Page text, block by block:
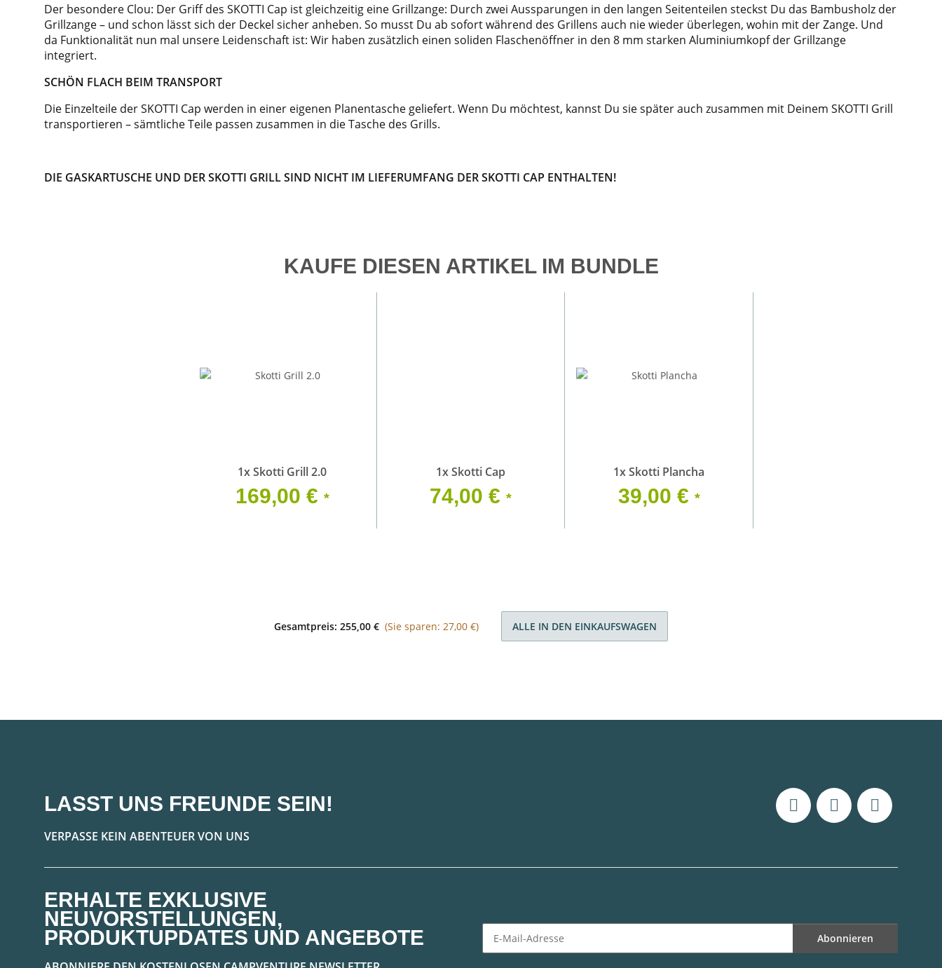
Der besondere Clou: Der Griff des SKOTTI Cap ist gleichzeitig eine Grillzange: Durch zwei Aussparungen in den langen Seitenteilen steckst Du das Bambusholz der
Grillzange – und schon lässt sich der Deckel sicher anheben. So musst Du ab sofort während des Grillens auch nie wieder überlegen, wohin mit der Zange. Und
da Funktionalität nun mal unsere Leidenschaft ist: Wir haben zusätzlich einen soliden Flaschenöffner in den 8 mm starken Aluminiumkopf der Grillzange
integriert.
SCHÖN FLACH BEIM TRANSPORT
Die Einzelteile der SKOTTI Cap werden in einer eigenen Planentasche geliefert. Wenn Du möchtest, kannst Du sie später auch zusammen mit Deinem SKOTTI Grill
transportieren – sämtliche Teile passen zusammen in die Tasche des Grills.
DIE GASKARTUSCHE UND DER SKOTTI GRILL SIND NICHT IM LIEFERUMFANG DER SKOTTI CAP ENTHALTEN!
KAUFE DIESEN ARTIKEL IM BUNDLE
1xSkotti Grill 2.0
169,00 € *
1xSkotti Cap
74,00 € *
1xSkotti Plancha
39,00 € *
Gesamtpreis: 255,00 € (Sie sparen: 27,00 €) ALLE IN DEN EINKAUFSWAGEN
LASST UNS FREUNDE SEIN!
VERPASSE KEIN ABENTEUER VON UNS
ERHALTE EXKLUSIVE
NEUVORSTELLUNGEN,
PRODUKTUPDATES UND ANGEBOTE
Abonnieren